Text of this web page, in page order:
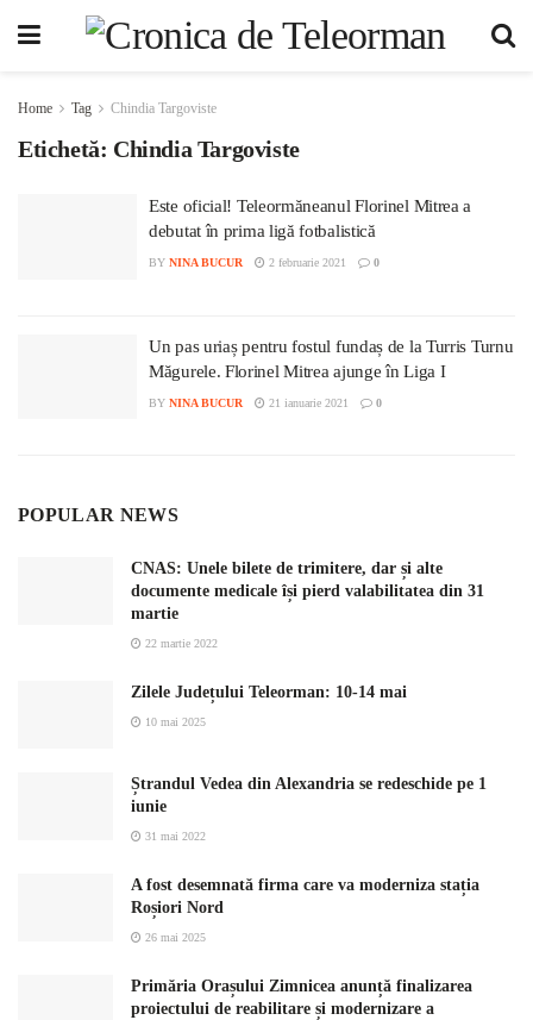
Home Tag Chindia Targoviste
Etichetă: Chindia Targoviste
Este oficial! Teleormăneanul Florinel Mitrea a
debutat în prima ligă fotbalistică
BY NINA BUCUR 2 februarie 2021 0
Un pas uriaș pentru fostul fundaș de la Turris Turnu
Măgurele. Florinel Mitrea ajunge în Liga I
BY NINA BUCUR 21 ianuarie 2021 0
POPULAR NEWS
CNAS: Unele bilete de trimitere, dar și alte
documente medicale își pierd valabilitatea din 31
martie
22 martie 2022
Zilele Județului Teleorman: 10-14 mai
10 mai 2025
Ștrandul Vedea din Alexandria se redeschide pe 1
iunie
31 mai 2022
A fost desemnată firma care va moderniza stația
Roșiori Nord
26 mai 2025
Primăria Orașului Zimnicea anunță finalizarea
proiectului de reabilitare și modernizare a